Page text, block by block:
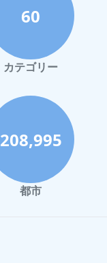
60
カテゴリー
208,995
都市